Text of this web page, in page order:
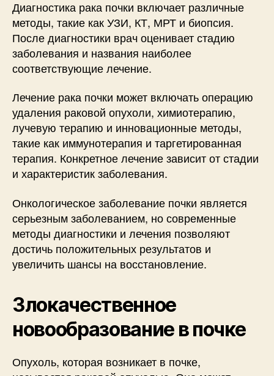
Диагностика рака почки включает различные
методы, такие как УЗИ, КТ, МРТ и биопсия.
После диагностики врач оценивает стадию
заболевания и названия наиболее
соответствующие лечение.
Лечение рака почки может включать операцию
удаления раковой опухоли, химиотерапию,
лучевую терапию и инновационные методы,
такие как иммунотерапия и таргетированная
терапия. Конкретное лечение зависит от стадии
и характеристик заболевания.
Онкологическое заболевание почки является
серьезным заболеванием, но современные
методы диагностики и лечения позволяют
достичь положительных результатов и
увеличить шансы на восстановление.
Злокачественное
новообразование в почке
Опухоль, которая возникает в почке,